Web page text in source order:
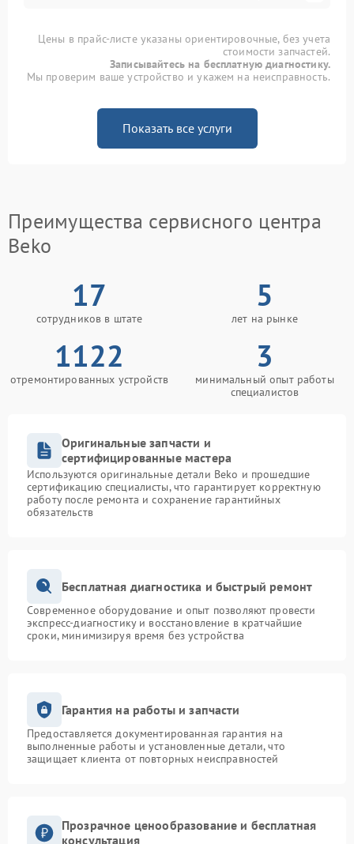
Цены в прайс-листе указаны ориентировочные, без учета
стоимости запчастей.
Записывайтесь на бесплатную диагностику.
Мы проверим ваше устройство и укажем на неисправность.
Показать все услуги
Преимущества сервисного центра
Beko
17
сотрудников в штате
5
лет на рынке
1122
отремонтированных устройств
3
минимальный опыт работы
специалистов
Оригинальные запчасти и
сертифицированные мастера
Используются оригинальные детали Beko и прошедшие
сертификацию специалисты, что гарантирует корректную
работу после ремонта и сохранение гарантийных
обязательств
Бесплатная диагностика и быстрый ремонт
Современное оборудование и опыт позволяют провести
экспресс-диагностику и восстановление в кратчайшие
сроки, минимизируя время без устройства
Гарантия на работы и запчасти
Предоставляется документированная гарантия на
выполненные работы и установленные детали, что
защищает клиента от повторных неисправностей
Прозрачное ценообразование и бесплатная
консультация